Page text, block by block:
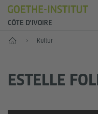
CÔTE D'IVOIRE
Start Kultur
ESTELLE